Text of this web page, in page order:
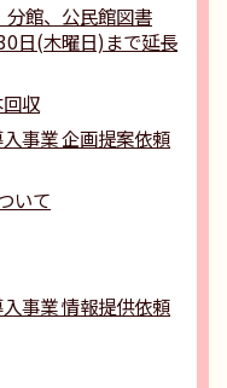
分館、公民館図書
日(木曜日)まで延長
回収
事業 企画提案依頼
いて
事業 情報提供依頼